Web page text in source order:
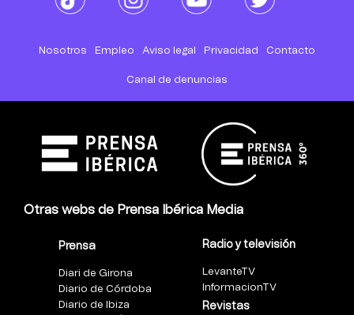
Nosotros Empleo Aviso legal Privacidad Contacto
Canal de denuncias
Otras webs de Prensa Ibérica Media
Prensa
Diari de Girona
Diario de Córdoba
Diario de Ibiza
Radio y televisión
LevanteTV
InformacionTV
Revistas